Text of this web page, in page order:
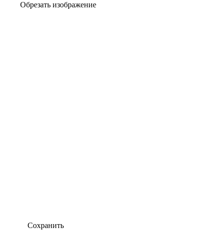
Обрезать изображение
Сохранить